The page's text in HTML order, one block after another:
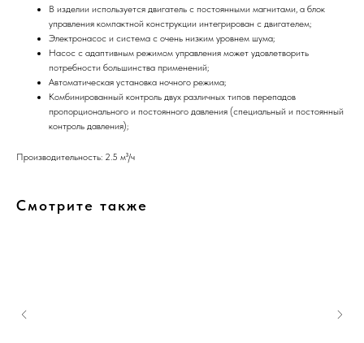
В изделии используется двигатель с постоянными магнитами, а блок
управления компактной конструкции интегрирован с двигателем;
Электронасос и система с очень низким уровнем шума;
Насос с адаптивным режимом управления может удовлетворить
потребности большинства применений;
Автоматическая установка ночного режима;
Комбинированный контроль двух различных типов перепадов
пропорционального и постоянного давления (специальный и постоянный
контроль давления);
Производительность: 2.5 м³/ч
Смотрите также